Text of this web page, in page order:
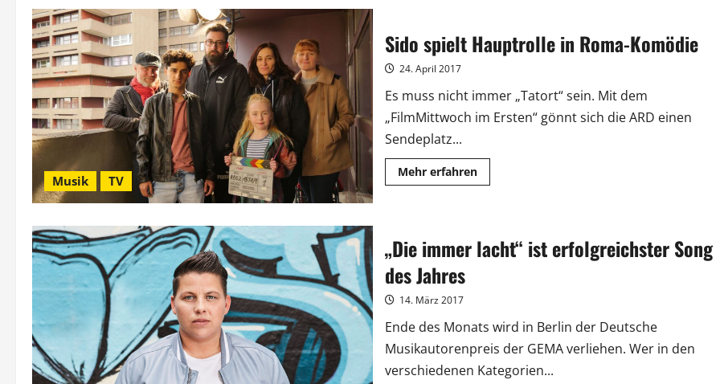
ECHO
Jazz
für
Musik TV
Sido spielt Hauptrolle in Roma-Komödie
24. April 2017
Es muss nicht immer „Tatort“ sein. Mit dem
„FilmMittwoch im Ersten“ gönnt sich die ARD einen
Sendeplatz...
Mehr erfahrenMehr
Informationen
in
Roma-
Komödie
„Die immer lacht“ ist erfolgreichster Song
des Jahres
14. März 2017
Ende des Monats wird in Berlin der Deutsche
Musikautorenpreis der GEMA verliehen. Wer in den
verschiedenen Kategorien...